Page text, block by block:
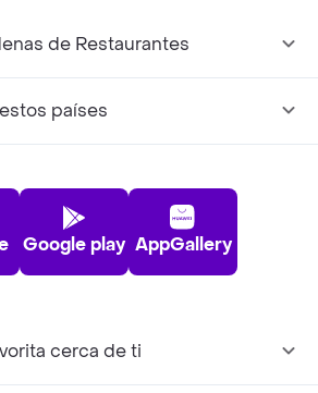
de Restaurantes
países
Google play AppGallery
cerca de ti